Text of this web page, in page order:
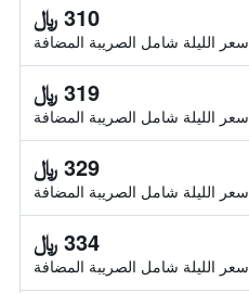
310 ﷼
سعر الليلة شامل الصريبة المضافة
319 ﷼
سعر الليلة شامل الصريبة المضافة
329 ﷼
سعر الليلة شامل الصريبة المضافة
334 ﷼
سعر الليلة شامل الصريبة المضافة